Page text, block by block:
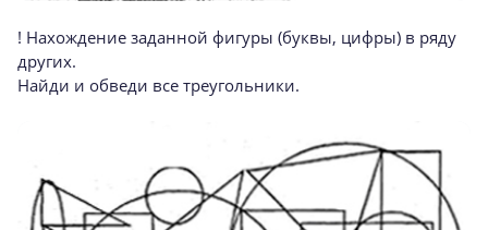
! Нахождение заданной фигуры (буквы, цифры) в ряду
других.
Найди и обведи все треугольники.